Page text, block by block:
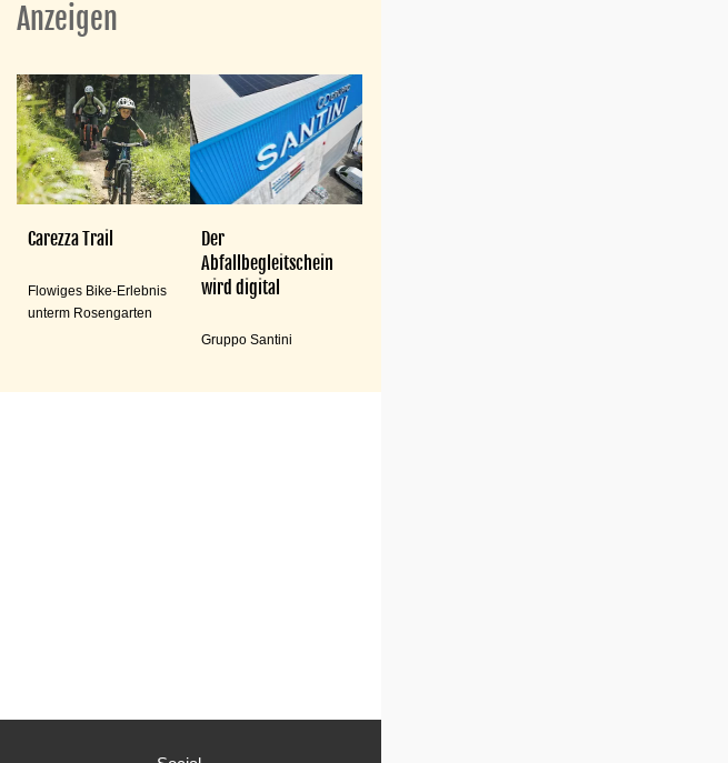
Anzeigen
Carezza Trail
Flowiges Bike-Erlebnis
unterm Rosengarten
Der
Abfallbegleitschein
wird digital
Gruppo Santini